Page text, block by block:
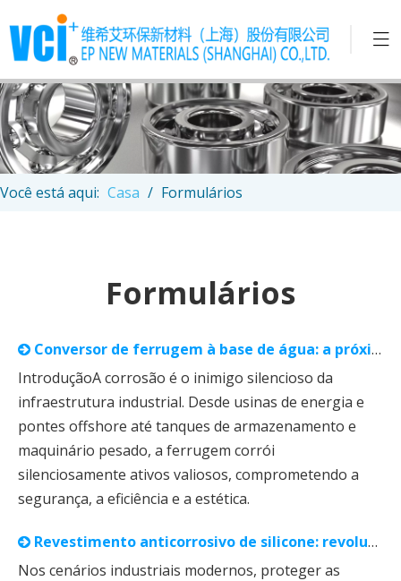
Você está aqui: Casa / Formulários
Formulários
Conversor de ferrugem à base de água: a próxima geração de proteção sustentável de metais por VCI EP
IntroduçãoA corrosão é o inimigo silencioso da
infraestrutura industrial. Desde usinas de energia e
pontes offshore até tanques de armazenamento e
maquinário pesado, a ferrugem corrói
silenciosamente ativos valiosos, comprometendo a
segurança, a eficiência e a estética.
Revestimento anticorrosivo de silicone: revolucionando a proteção metálica de longo prazo
Nos cenários industriais modernos, proteger as